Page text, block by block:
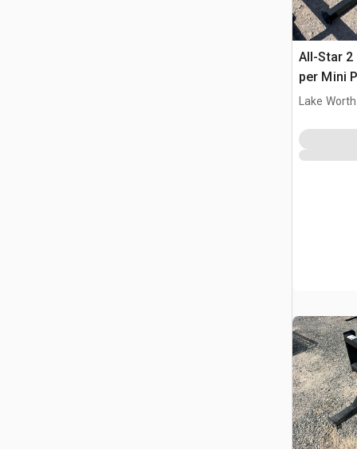
All-Star 2
per Mini
Lake